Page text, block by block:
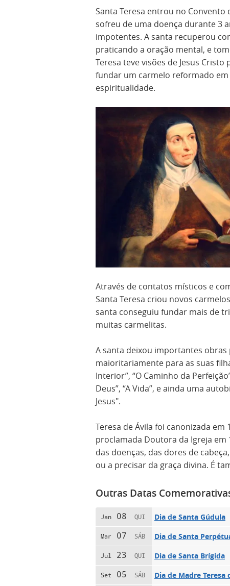
Santa Teresa entrou no Convento
sofreu de uma doença durante 3
impotentes. A santa recuperou
praticando a oração mental, e
Teresa teve visões de Jesus
fundar um carmelo reformado
espiritualidade.
Através de contatos místicos e
Santa Teresa criou novos
santa conseguiu fundar mais de
muitas carmelitas.
A santa deixou importantes
maioritariamente para as suas
Interior”, “O Caminho da
Deus”, “A Vida”, e ainda uma
Jesus".
Teresa de Ávila foi canonizada em
proclamada Doutora da Igreja em
das doenças, das dores de
ou a precisar da graça divina. É
Outras Datas
Jan 08 QUI Dia de Santa Gúdula
Mar 07 SÁB Dia de Santa
Jul 23 QUI Dia de Santa Brígida
Set 05 SÁB Dia de Madre Teresa